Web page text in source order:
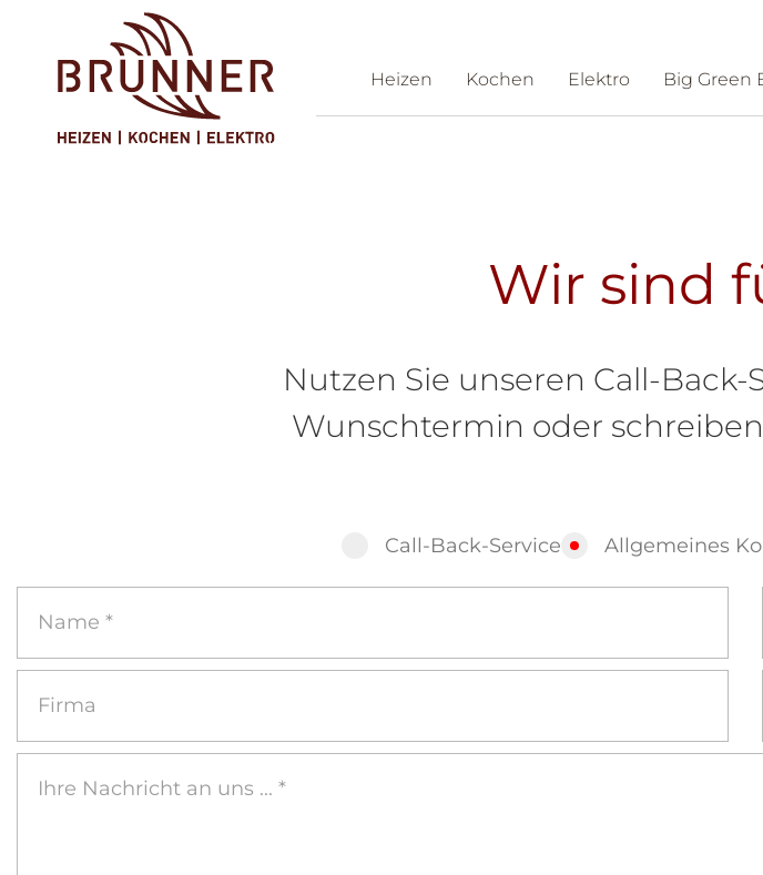
Heizen Kochen Elektro Big Green
Wir sind
Nutzen Sie unseren Call-
Wunschtermin oder
Call-Back-Service Allgemeines